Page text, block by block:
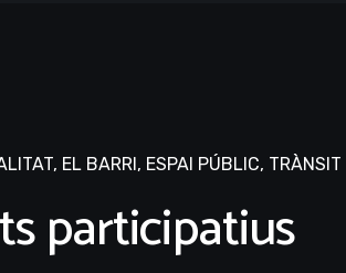
, EL BARRI, ESPAI PÚBLIC, TRÀNSIT
participatius